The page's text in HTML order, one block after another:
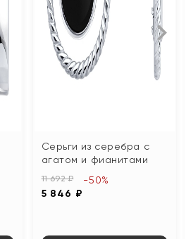
Серьги из серебра с
агатом и фианитами
11 692 ₽
5 846 ₽
-50%